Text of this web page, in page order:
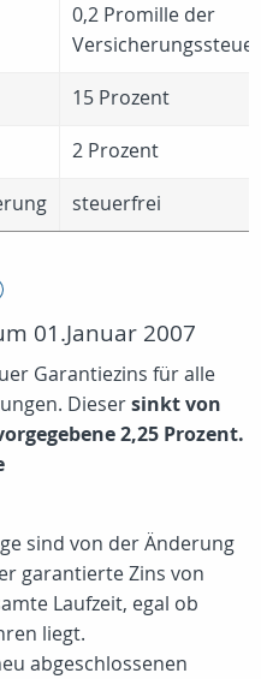
0,2 Promille der
Versicherungssteuer
15 Prozent
2 Prozent
steuerfrei
01.Januar 2007
Garantiezins für alle
Diesersinkt von
2,25 Prozent.
sind von der Änderung
garantierte Zins von
Laufzeit, egal ob
liegt.
abgeschlossenen